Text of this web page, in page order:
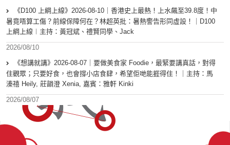
《D100 上綱上線》2026-08-10｜香港史上最熱！上水飆至39.8度！中
暑竟唔算工傷？前線保障何在？林超英批：暑熱警告形同虛設！｜D100
上綱上線︱主持：黃冠斌、禮賢同學、Jack
2026/08/10
《想講就講》2026-08-07｜要做美食家 Foodie，最緊要講真話，對得
住觀眾；只要好食，也會撐小店食肆，希望佢哋能捱得住！｜主持：馬
溱禧 Heily, 莊韻澄 Xenia, 嘉賓：雅軒 Kinki
2026/08/07